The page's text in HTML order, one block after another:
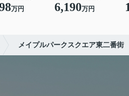
万円 6,190万円
メイプルパークスクエア東二番街